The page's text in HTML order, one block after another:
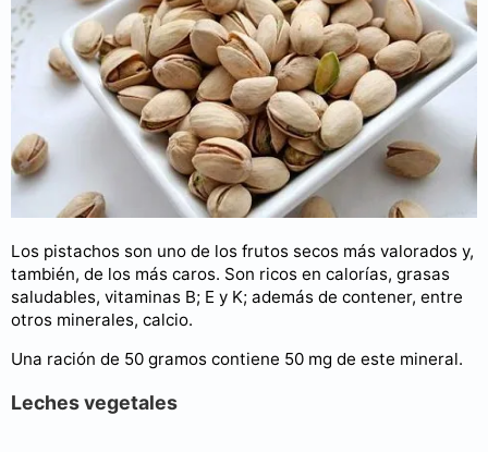
Los pistachos son uno de los frutos secos más valorados y,
también, de los más caros. Son ricos en calorías, grasas
saludables, vitaminas B; E y K; además de contener, entre
otros minerales, calcio.
Una ración de 50 gramos contiene 50 mg de este mineral.
Leches vegetales